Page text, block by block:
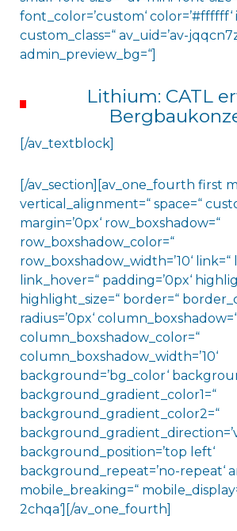
font_color=’custom‘ color=’#ffffff‘
custom_class=“ av_uid=’av-
admin_preview_bg=“]
Lithium: CATL
[/av_textblock]
[/av_section][av_one_fourth first
vertical_alignment=“ space=“
margin=’0px‘ row_boxshadow=“
row_boxshadow_color=“
row_boxshadow_width=’10‘
link_hover=“ padding=’0px‘
highlight_size=“ border=“
radius=’0px‘
column_boxshadow_color=“
column_boxshadow_width=’10‘
background=’bg_color‘
background_gradient_color1=“
background_gradient_color2=“
background_position=’top left‘
background_repeat=’no-repeat‘
mobile_breaking=“
2chqa‘][/av_one_fourth]